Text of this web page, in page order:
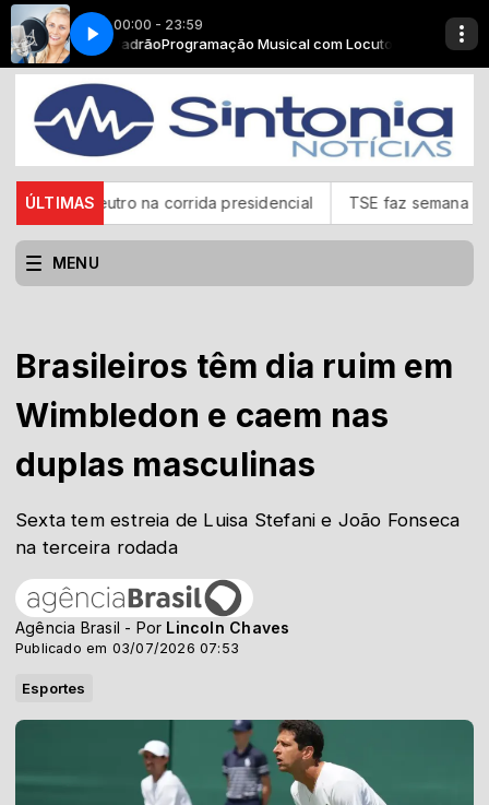
00:00 - 23:59
Locutor PadrãoProgramação Musical com Locutor Padrão
Insônia - Parte 02
ÚLTIMAS
neutro na corrida presidencial TSE faz semana de ações
MENU
Brasileiros têm dia ruim em
Wimbledon e caem nas
duplas masculinas
Sexta tem estreia de Luisa Stefani e João Fonseca
na terceira rodada
Agência Brasil - Por Lincoln Chaves
Publicado em 03/07/2026 07:53
Esportes